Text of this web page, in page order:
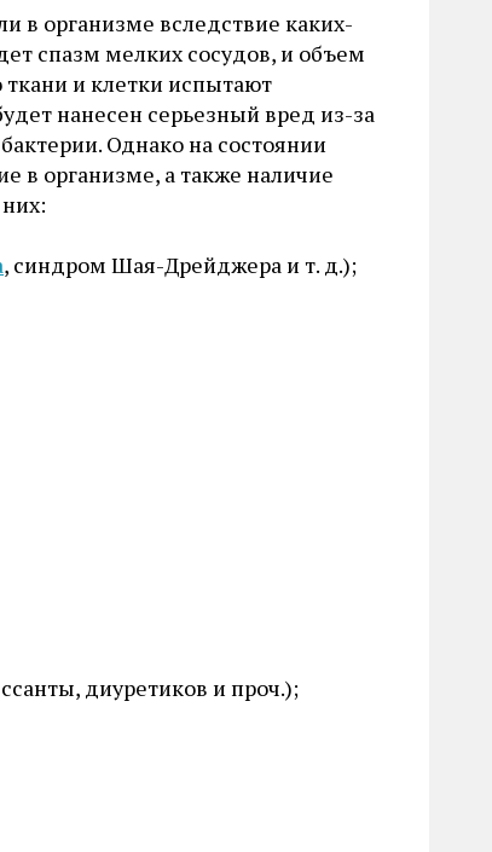
в организме вследствие каких-
спазм мелких сосудов, и объем
и клетки испытают
нанесен серьезный вред из-за
Однако на состоянии
в организме, а также наличие
, синдром Шая-Дрейджера и т. д.);
диуретиков и проч.);